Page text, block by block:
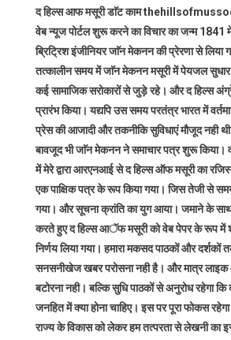
द हिल्स आफ मसूरी डाॅट काम
वेब न्यूज पोर्टल शुरू करने का विचार का जन्म 1841
ब्रिट्रिश इंजीनियर जाॅन मेकनन की प्रेरणा से लिया
तत्कालीन समय में जाॅन मेकनन मसूरी में पेयजल
कई सामाजिक सरोकारों से जुड़े रहे। और द हिल्स
प्रारंभ किया। यद्यपि उस समय परतंत्र भारत में
प्रेस की आजादी और तकनीकि सुविधाएं मौजूद नही
बावजूद भी जाॅन मेकनन ने समाचार पत्र शुरू किया।
में मेरे द्वारा आरएनआई से द हिल्स ऑफ मसूरी का
एक पाक्षिक पत्र के रूप किया गया। जिस तेजी से
गया। और सूचना क्रांति का युग आया। जमाने के
करते हुए द हिल्स आॅफ मसूरी को वेब पेपर के रूप में
निर्णय लिया गया। हमारा मकसद पाठकों और दर्शकों
सनसनीखेज खबर परोसना नही है। और मात्र
बटोरना नही। बल्कि सुधि पाठकों से अनुरोध रहेगा कि
जनहित में क्या होना चाहिए। इस पर पूरा फोकस
राज्य के विकास को लेकर हम तत्परता से लेखनी का